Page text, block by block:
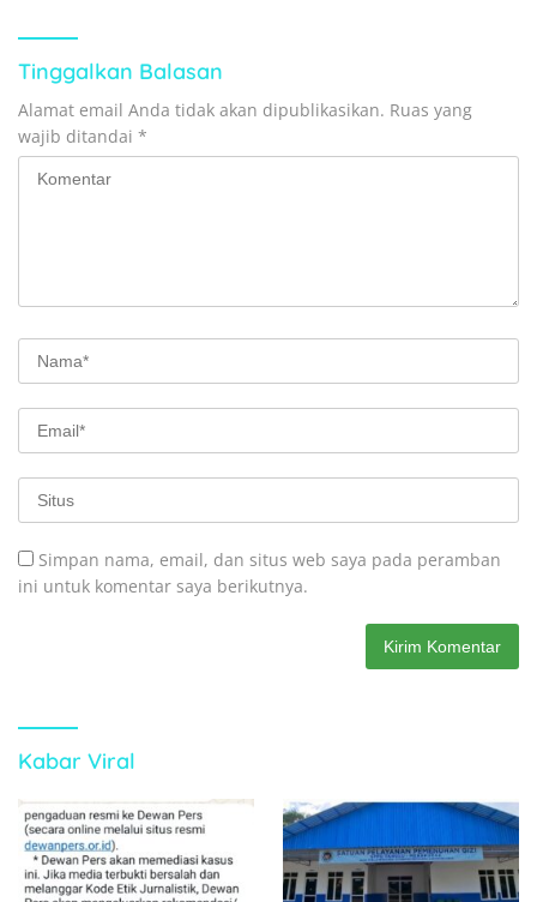
Tinggalkan Balasan
Alamat email Anda tidak akan dipublikasikan. Ruas yang
wajib ditandai *
Simpan nama, email, dan situs web saya pada peramban
ini untuk komentar saya berikutnya.
Kabar Viral